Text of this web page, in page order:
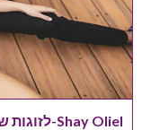
Shay Oliel-לזוגות שרוצים יותר